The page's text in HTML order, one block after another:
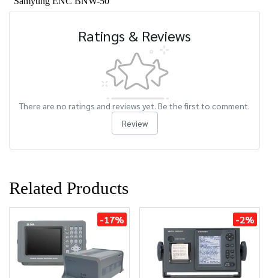
Ratings & Reviews
There are no ratings and reviews yet. Be the first to comment.
Review
Related Products
-17% -2%